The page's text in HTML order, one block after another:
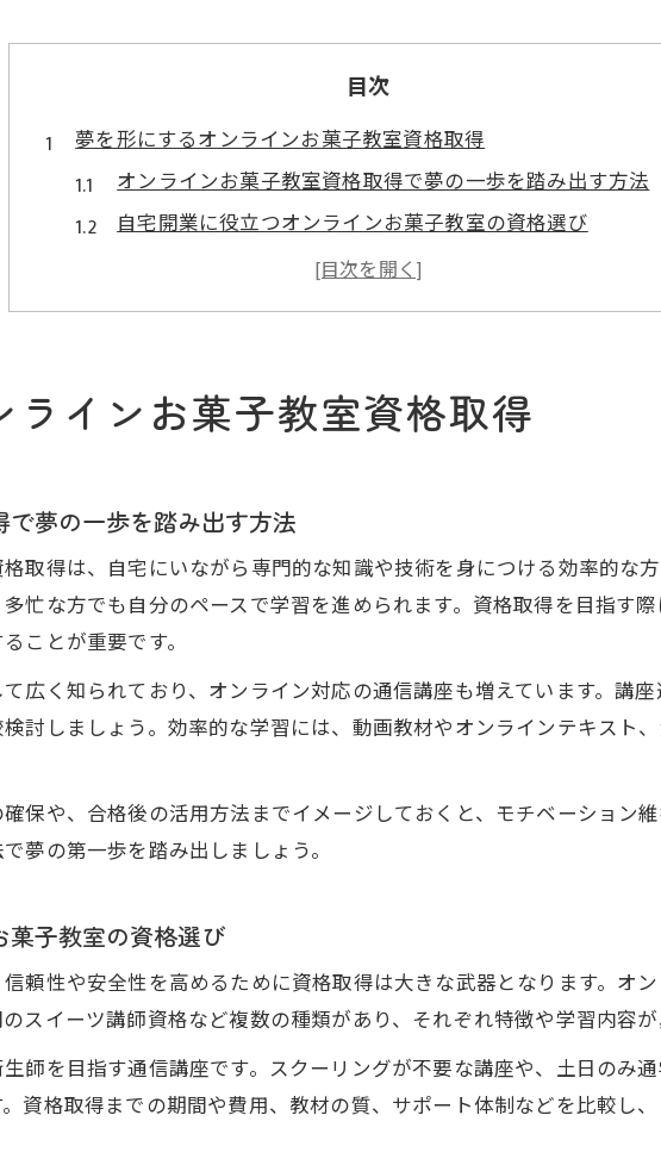
目次
夢を形にするオンラインお菓子教室資格取得
オンラインお菓子教室資格取得で夢の一歩を踏み出す方法
自宅開業に役立つオンラインお菓子教室の資格選び
オンラインお菓子教室資格取得による将来設計の考え方
オンラインお菓子教室資格取得で得られる安心と信頼
自宅で学ぶオンラインお菓子教室のすすめ
オンラインお菓子教室で自宅学習が選ばれる理由
オンラインお菓子教室で効率的に資格取得を目指すコツ
通信講座を活用したオンラインお菓子教室の学習ポイント
自宅で受講できるオンラインお菓子教室のメリット
資格取得ならオンラインお菓子教室活用が最適
オンラインお菓子教室で資格取得が効率化できる理由
資格取得に強いオンラインお菓子教室の選び方
お菓子資格取得はオンラインお菓子教室が最適な理由
オンラインお菓子教室資格取得がもたらす実践力
オンラインお菓子教室で主婦も安心して資格取得
子育て中に最適なオンラインお菓子教室学習法
オンラインお菓子教室資格取得で育児と両立する方法
主婦目線で選ぶオンラインお菓子教室資格講座
家計に優しいオンラインお菓子教室資格取得術
ラインお菓子教室資格取得
夢の一歩を踏み出す方法
取得は、自宅にいながら専門的な知識や技術を身につける効率的な
忙な方でも自分のペースで学習を進められます。資格取得を目指す
ことが重要です。
広く知られており、オンライン対応の通信講座も増えています。講
討しましょう。効率的な学習には、動画教材やオンラインテキスト
保や、合格後の活用方法までイメージしておくと、モチベーション
夢の第一歩を踏み出しましょう。
菓子教室の資格選び
頼性や安全性を高めるために資格取得は大きな武器となります。オ
スイーツ講師資格など複数の種類があり、それぞれ特徴や学習内容が
師を目指す通信講座です。スクーリングが不要な講座や、土日のみ
資格取得までの期間や費用、教材の質、サポート体制などを比較し